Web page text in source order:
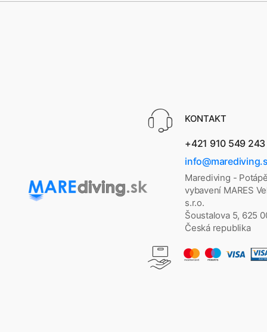
KONTAKT
+421 910 549 243
Marediving -
vybavení MARES
s.r.o.
Šoustalova 5, 625
Česká republika